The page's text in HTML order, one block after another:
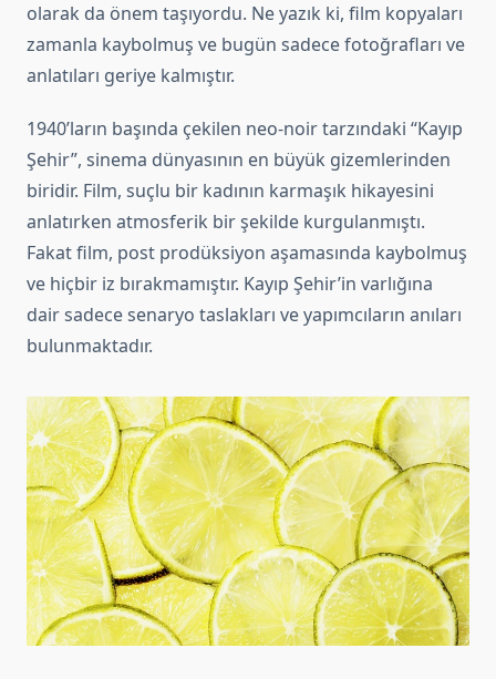
olarak da önem taşıyordu. Ne yazık ki, film kopyaları
zamanla kaybolmuş ve bugün sadece fotoğrafları ve
anlatıları geriye kalmıştır.
1940’ların başında çekilen neo-noir tarzındaki “Kayıp
Şehir”, sinema dünyasının en büyük gizemlerinden
biridir. Film, suçlu bir kadının karmaşık hikayesini
anlatırken atmosferik bir şekilde kurgulanmıştı.
Fakat film, post prodüksiyon aşamasında kaybolmuş
ve hiçbir iz bırakmamıştır. Kayıp Şehir’in varlığına
dair sadece senaryo taslakları ve yapımcıların anıları
bulunmaktadır.